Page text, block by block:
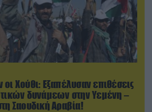
Χούθι: Eξαπέλυσαν επιθέσεις
δυνάμεων στην Υεμένη –
Σαουδική Αραβία!